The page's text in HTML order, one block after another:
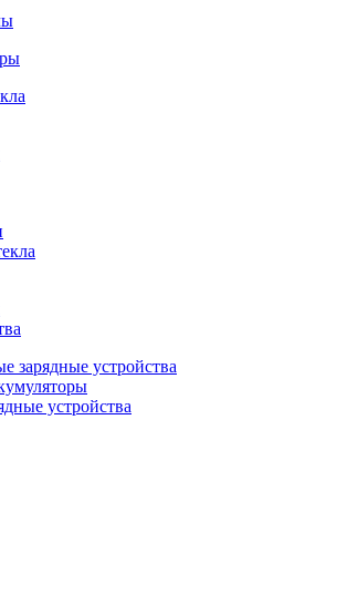
зарядные устройства
устройства